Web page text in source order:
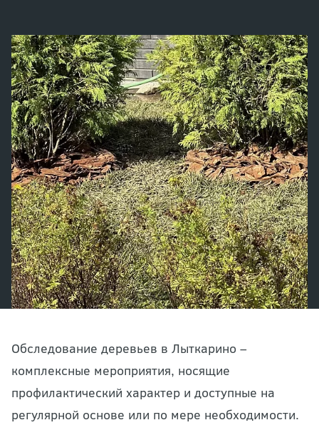
Обследование деревьев в Лыткарино –
комплексные мероприятия, носящие
профилактический характер и доступные на
регулярной основе или по мере необходимости.